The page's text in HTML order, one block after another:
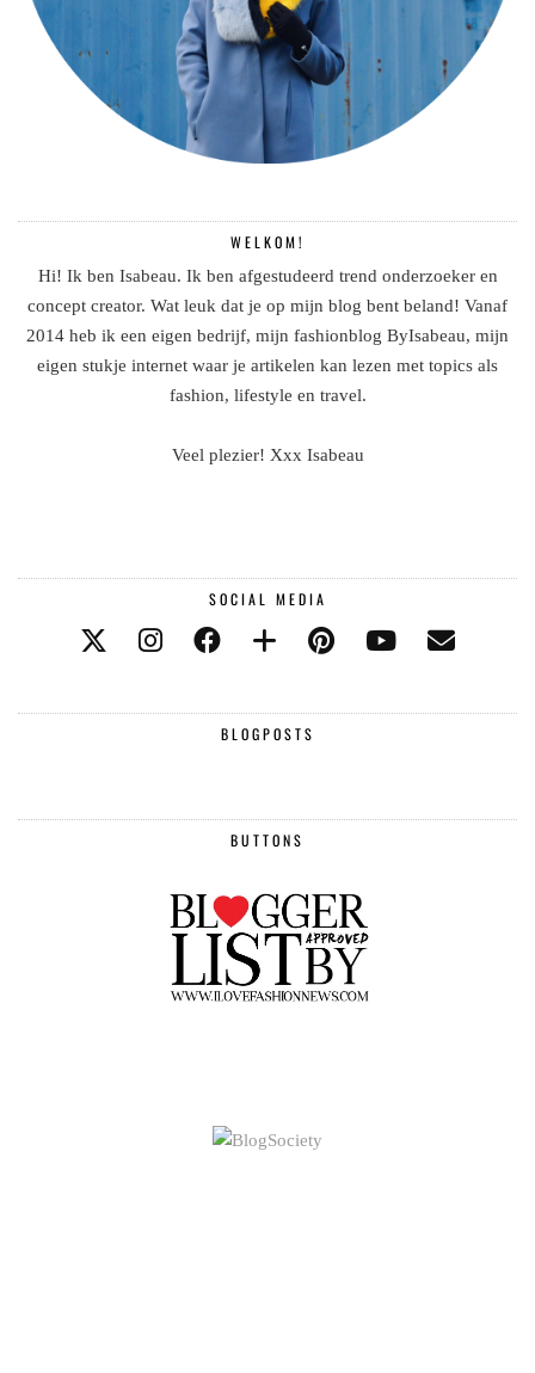
WELKOM!
Hi! Ik ben Isabeau. Ik ben afgestudeerd trend onderzoeker en
concept creator. Wat leuk dat je op mijn blog bent beland! Vanaf
2014 heb ik een eigen bedrijf, mijn fashionblog ByIsabeau, mijn
eigen stukje internet waar je artikelen kan lezen met topics als
fashion, lifestyle en travel.
Veel plezier! Xxx Isabeau
SOCIAL MEDIA
BLOGPOSTS
BUTTONS